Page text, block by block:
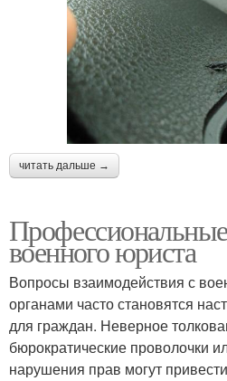
читать дальше →
военного юриста
Вопросы взаимодействия с
органами часто становятся
для граждан. Неверное
бюрократические проволочки
нарушения прав могут